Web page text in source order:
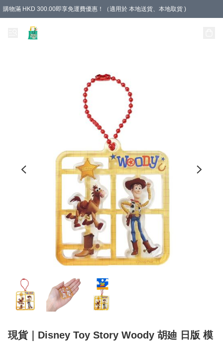
購物滿 HKD 300.00即享免運費優惠！（適用於 本地送貨、本地取貨 )
現貨｜Disney Toy Story Woody 胡廸 日版 模